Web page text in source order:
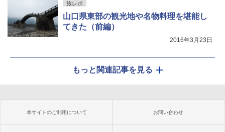
旅レポ
山口県東部の観光地や名物料理を堪能し
てきた（前編）
2016年3月23日
もっと関連記事を見る
本サイトのご利用について お問い合わせ